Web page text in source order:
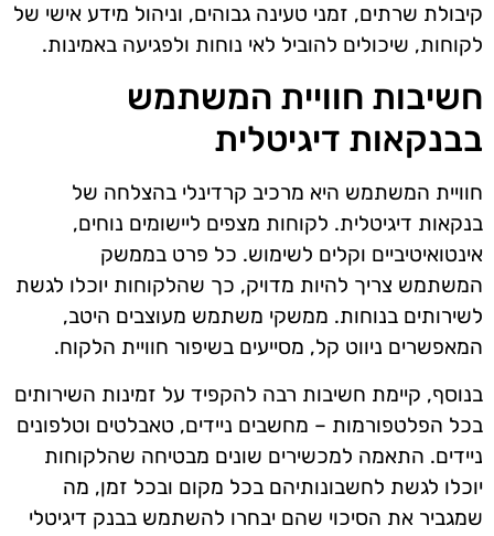
קיבולת שרתים, זמני טעינה גבוהים, וניהול מידע אישי של
לקוחות, שיכולים להוביל לאי נוחות ולפגיעה באמינות.
חשיבות חוויית המשתמש
בבנקאות דיגיטלית
חוויית המשתמש היא מרכיב קרדינלי בהצלחה של
בנקאות דיגיטלית. לקוחות מצפים ליישומים נוחים,
אינטואיטיביים וקלים לשימוש. כל פרט בממשק
המשתמש צריך להיות מדויק, כך שהלקוחות יוכלו לגשת
לשירותים בנוחות. ממשקי משתמש מעוצבים היטב,
המאפשרים ניווט קל, מסייעים בשיפור חוויית הלקוח.
בנוסף, קיימת חשיבות רבה להקפיד על זמינות השירותים
בכל הפלטפורמות – מחשבים ניידים, טאבלטים וטלפונים
ניידים. התאמה למכשירים שונים מבטיחה שהלקוחות
יוכלו לגשת לחשבונותיהם בכל מקום ובכל זמן, מה
שמגביר את הסיכוי שהם יבחרו להשתמש בבנק דיגיטלי